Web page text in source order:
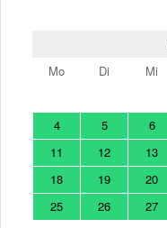
Mo
Di Mi
4
5 6
11
12 13
18
19 20
25
26 27